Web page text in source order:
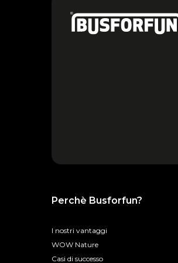
Perchè Busforfun?
I nostri vantaggi
WOW Nature
Casi di successo